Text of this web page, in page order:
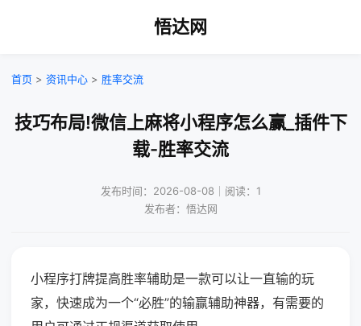
悟达网
首页 > 资讯中心 > 胜率交流
技巧布局!微信上麻将小程序怎么赢_插件下
载-胜率交流
发布时间：2026-08-08｜阅读：1
发布者：悟达网
小程序打牌提高胜率辅助是一款可以让一直输的玩
家，快速成为一个“必胜”的输赢辅助神器，有需要的